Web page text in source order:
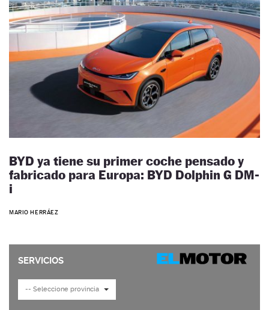
BYD ya tiene su primer coche pensado y
fabricado para Europa: BYD Dolphin G DM-
i
MARIO HERRÁEZ